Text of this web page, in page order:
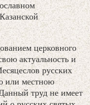
церковного
актуальность и
русских
или местною
труд не имеет